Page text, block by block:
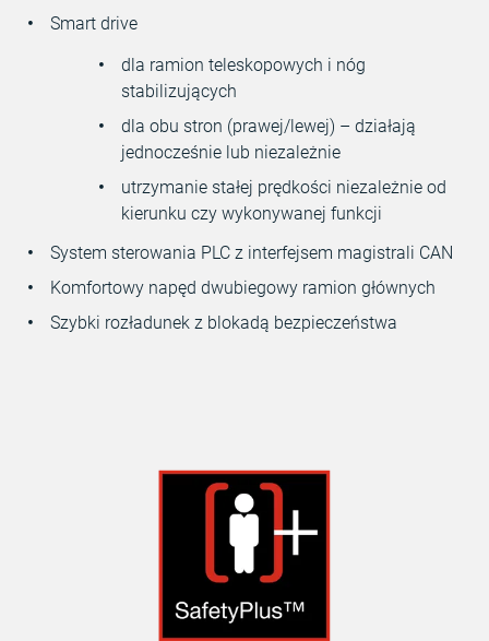
Smart drive
dla ramion teleskopowych i nóg
stabilizujących
dla obu stron (prawej/lewej) – działają
jednocześnie lub niezależnie
utrzymanie stałej prędkości niezależnie od
kierunku czy wykonywanej funkcji
System sterowania PLC z interfejsem magistrali CAN
Komfortowy napęd dwubiegowy ramion głównych
Szybki rozładunek z blokadą bezpieczeństwa